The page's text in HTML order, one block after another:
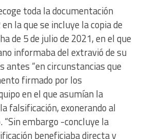
toda la documentación
la que se incluye la copia de
de 5 de julio de 2021, en el que
informaba del extravió de su
antes “en circunstancias que
firmado por los
en el que asumían la
falsificación, exonerando al
“Sin embargo -concluye la
beneficiaba directa y